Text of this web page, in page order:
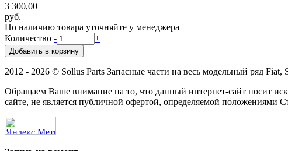
3 300,00
руб.
По наличию товара уточняйте у менеджера
Количество - +
2012 - 2026 © Sollus Parts Запасные части на весь модельный ряд Fiat,
Обращаем Ваше внимание на то, что данный интернет-сайт носит
сайте, не является публичной офертой, определяемой положениями